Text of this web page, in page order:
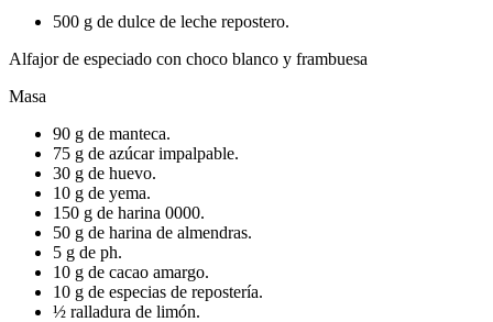
500 g de dulce de leche repostero.
Alfajor de especiado con choco blanco y frambuesa
Masa
90 g de manteca.
75 g de azúcar impalpable.
30 g de huevo.
10 g de yema.
150 g de harina 0000.
50 g de harina de almendras.
5 g de ph.
10 g de cacao amargo.
10 g de especias de repostería.
½ ralladura de limón.